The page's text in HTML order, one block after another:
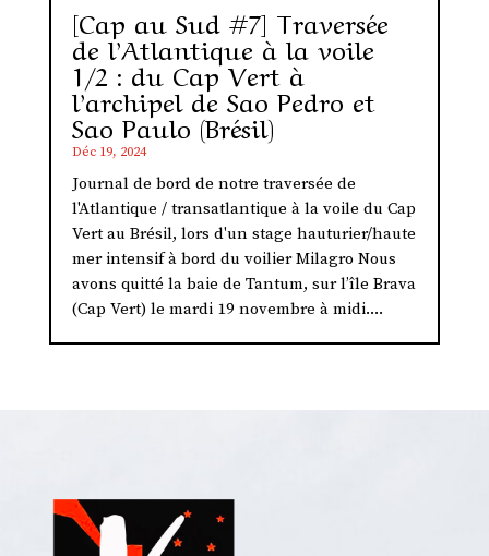
[Cap au Sud #7] Traversée
de l’Atlantique à la voile
1/2 : du Cap Vert à
l’archipel de Sao Pedro et
Sao Paulo (Brésil)
Déc 19, 2024
Journal de bord de notre traversée de
l'Atlantique / transatlantique à la voile du Cap
Vert au Brésil, lors d'un stage hauturier/haute
mer intensif à bord du voilier Milagro Nous
avons quitté la baie de Tantum, sur l’île Brava
(Cap Vert) le mardi 19 novembre à midi....